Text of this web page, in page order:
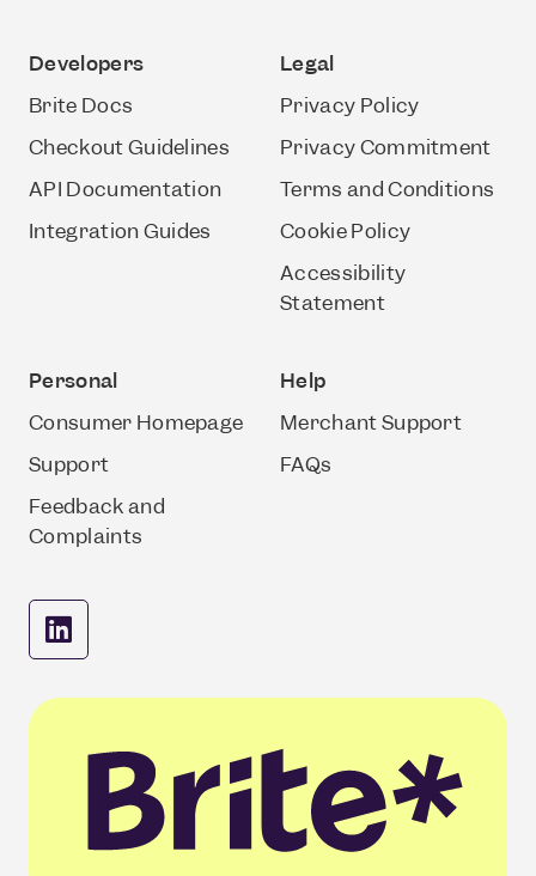
Developers
Brite Docs
Checkout Guidelines
API Documentation
Integration Guides
Legal
Privacy Policy
Privacy Commitment
Terms and Conditions
Cookie Policy
Accessibility
Statement
Personal
Consumer Homepage
Support
Feedback and
Complaints
Help
Merchant Support
FAQs